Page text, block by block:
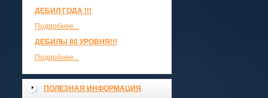
ДЕБИЛ ГОДА !!!
Подробнее...
ДЕБИЛЫ 80 УРОВНЯ!!!
Подробнее...
ПОЛЕЗНАЯ ИНФОРМАЦИЯ